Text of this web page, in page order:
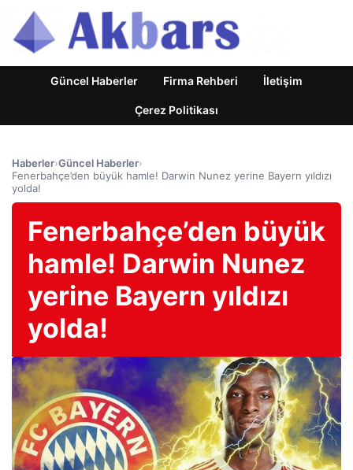
Güncel Haberler Firma Rehberi İletişim
Çerez Politikası
Haberler›Güncel Haberler›
Fenerbahçe’den büyük hamle! Darwin Nunez yerine Bayern yıldızı
yolda!
Fenerbahçe’den büyük
hamle! Darwin Nunez
yerine Bayern yıldızı
yolda!